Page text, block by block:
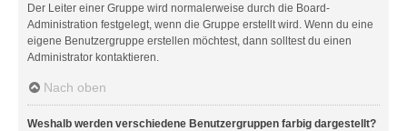
Der Leiter einer Gruppe wird normalerweise durch die Board-
Administration festgelegt, wenn die Gruppe erstellt wird. Wenn du eine
eigene Benutzergruppe erstellen möchtest, dann solltest du einen
Administrator kontaktieren.
Nach oben
Weshalb werden verschiedene Benutzergruppen farbig dargestellt?